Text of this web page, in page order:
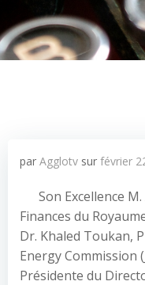
par Agglotv sur février
Son Excellence
Finances du
Dr. Khaled Toukan,
Energy Commission
Présidente du